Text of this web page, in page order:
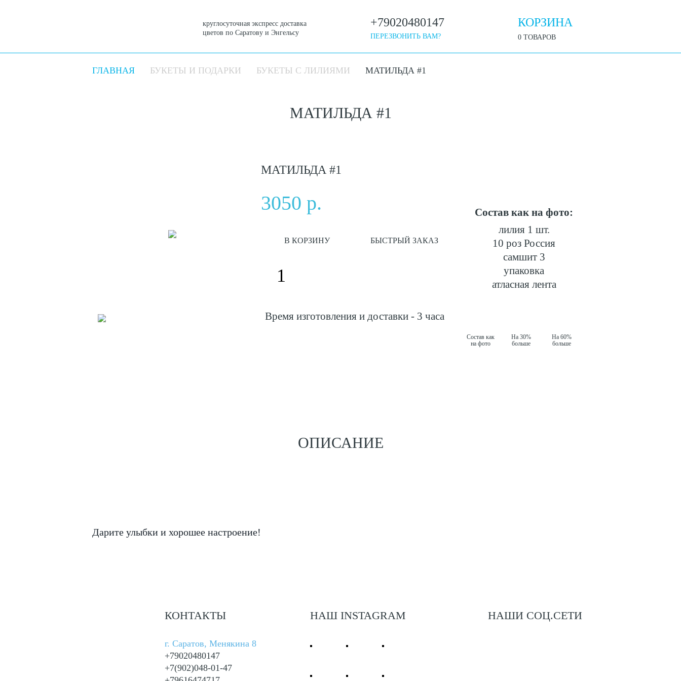
круглосуточная экспресс доставка
цветов по Саратову и Энгельсу
+79020480147
ПЕРЕЗВОНИТЬ ВАМ?
КОРЗИНА
0 ТОВАРОВ
ГЛАВНАЯ БУКЕТЫ И ПОДАРКИ БУКЕТЫ С ЛИЛИЯМИ МАТИЛЬДА #1
МАТИЛЬДА #1
МАТИЛЬДА #1
3050 р.
В КОРЗИНУ БЫСТРЫЙ ЗАКАЗ
Время изготовления и доставки - 3 часа
Состав как на фото:
лилия 1 шт.
10 роз Россия
самшит 3
упаковка
атласная лента
Состав как
на фото
На 30%
больше
На 60%
больше
ОПИСАНИЕ
Дарите улыбки и хорошее настроение!
КОНТАКТЫ
г. Саратов, Менякина 8
+79020480147
+7(902)048-01-47
НАШ INSTAGRAM НАШИ СОЦ.СЕТИ